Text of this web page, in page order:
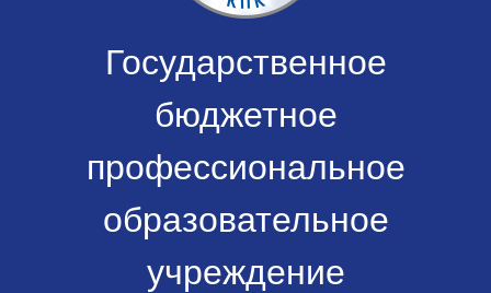
Государственное
бюджетное
профессиональное
образовательное
учреждение